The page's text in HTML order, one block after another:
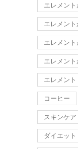
エレメン
エレメン
エレメン
エレメン
エレメン
コーヒー
スキンケア
ダイエット